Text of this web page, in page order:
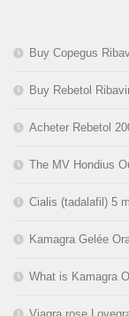
Buy Copegus
Buy Rebetol
Acheter Rebetol
The MV Hondius
Cialis (tadalafil) 5
Kamagra Gelée
What is Kamagra